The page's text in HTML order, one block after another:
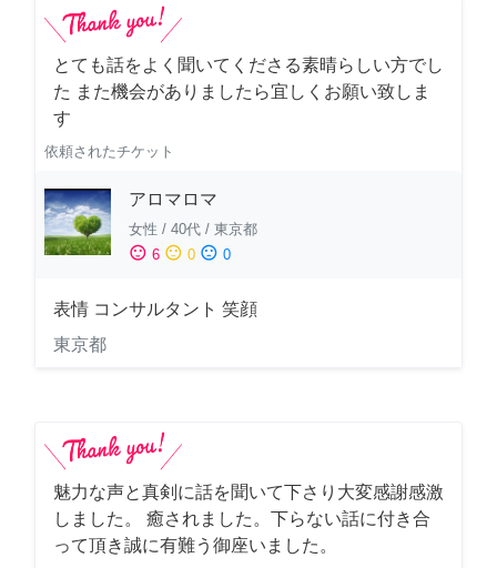
とても話をよく聞いてくださる素晴らしい方でし
た また機会がありましたら宜しくお願い致しま
す
依頼されたチケット
アロマロマ
女性 / 40代 / 東京都
sentiment_satisfied 6 sentiment_neutral 0 sentiment_dissatisfied 0
表情 コンサルタント 笑顔
東京都
魅力な声と真剣に話を聞いて下さり大変感謝感激
しました。 癒されました。下らない話に付き合
って頂き誠に有難う御座いました。